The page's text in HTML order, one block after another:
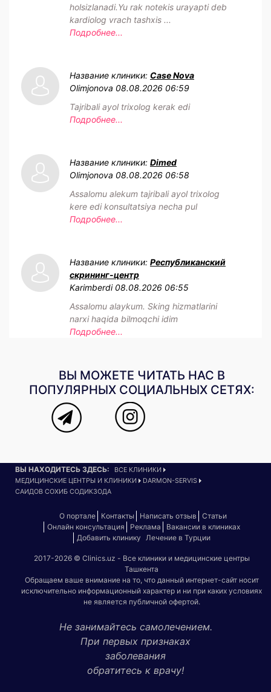
holsizlanadi.Yu rak notekis urayapti deb
kardiolog vrach tashxis ...
Подробнее...
Название клиники: Case Nova
Olimjonova 08.08.2026 06:59
Tajribali ayol trixolog kerak edi
Подробнее...
Название клиники: Dimed
Olimjonova 08.08.2026 06:58
Assalomu alekum tajribali ayol trixolog
kere edi konsultatsiya necha pul
Подробнее...
Название клиники: Республиканский
скрининг-центр
Karimberdi 08.08.2026 06:55
Assalomu alaykum. Sking hizmatlarini
narxi haqida bilmoqchi idim
Подробнее...
ВЫ МОЖЕТЕ ЧИТАТЬ НАС В
ПОПУЛЯРНЫХ СОЦИАЛЬНЫХ СЕТЯХ:
ВЫ НАХОДИТЕСЬ ЗДЕСЬ:
ВСЕ КЛИНИКИ
МЕДИЦИНСКИЕ ЦЕНТРЫ И КЛИНИКИ
DARMON-SERVIS
САИДОВ СОХИБ СОДИКЗОДА
О портале Контакты Написать отзыв
Статьи
Онлайн консультация
Реклама
Вакансии в клиниках
Добавить клинику
Лечение в Турции
2017-2026 © Clinics.uz - Все клиники и медицинские центры
Ташкента
Обращаем ваше внимание на то, что данный интернет-сайт носит
исключительно информационный характер и ни при каких условиях
не является публичной офертой.
Не занимайтесь самолечением.
При первых признаках
заболевания
обратитесь к врачу!